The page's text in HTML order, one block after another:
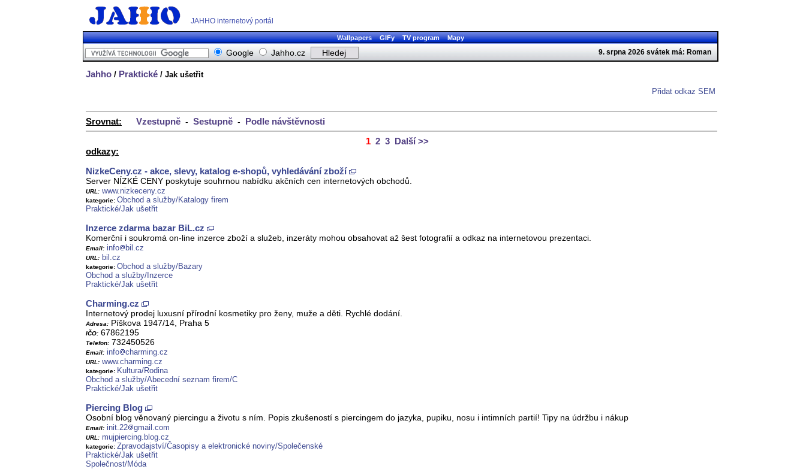
JAHHO internetový portál
Wallpapers GIFy TV program Mapy
9. srpna 2026 svátek má: Roman
Google Jahho.cz
Jahho / Praktické / Jak ušetřit
Přidat odkaz SEM
Srovnat: Vzestupně - Sestupně - Podle návštěvnosti
1 2 3 Další >>
odkazy:
NizkeCeny.cz - akce, slevy, katalog e-shopů, vyhledávání zboží
Server NÍZKÉ CENY poskytuje souhrnou nabídku akčních cen internetových obchodů.
URL: www.nizkeceny.cz
kategorie: Obchod a služby/Katalogy firem
Praktické/Jak ušetřit
Inzerce zdarma bazar BiL.cz
Komerční i soukromá on-line inzerce zboží a služeb, inzeráty mohou obsahovat až šest fotografií a odkaz na internetovou prezentaci.
Email: info bil.cz
URL: bil.cz
kategorie: Obchod a služby/Bazary
Obchod a služby/Inzerce
Praktické/Jak ušetřit
Charming.cz
Internetový prodej luxusní přírodní kosmetiky pro ženy, muže a děti. Rychlé dodání.
Adresa: Píškova 1947/14, Praha 5
IČO: 67862195
Telefon: 732450526
Email: info charming.cz
URL: www.charming.cz
kategorie: Kultura/Rodina
Obchod a služby/Abecední seznam firem/C
Praktické/Jak ušetřit
Piercing Blog
Osobní blog věnovaný piercingu a životu s ním. Popis zkušeností s piercingem do jazyka, pupiku, nosu i intimních partií! Tipy na údržbu i nákup
Email: init.22 gmail.com
URL: mujpiercing.blog.cz
kategorie: Zpravodajství/Časopisy a elektronické noviny/Společenské
Praktické/Jak ušetřit
Společnost/Móda